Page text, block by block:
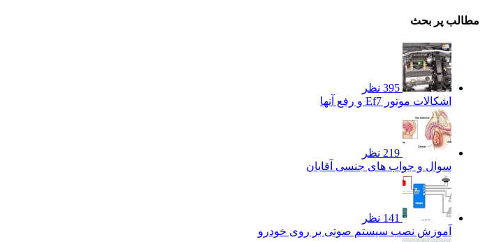
مطالب پر بحث
395 نظر
اشکالات موتور Ef7 و رفع آنها
219 نظر
سوال و جواب های جنسی آقایان
141 نظر
آموزش نصب سیستم صوتی بر روی خودرو